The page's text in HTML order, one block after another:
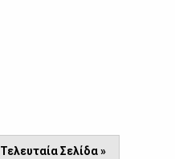
Τελευταία Σελίδα »